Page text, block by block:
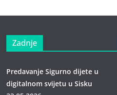
Zadnje
Predavanje Sigurno dijete u
digitalnom svijetu u Sisku